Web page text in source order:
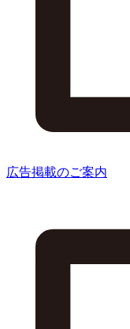
広告掲載のご案内